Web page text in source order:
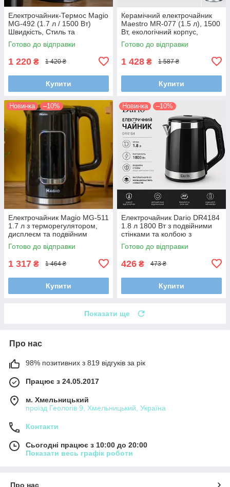
Електрочайник-Термос Magio
MG-492 (1.7 л / 1500 Вт)
Швидкість, Стиль та
Збереження Тепла!
Готово до відправки
1 220 ₴ 1 420 ₴
Купити
Керамічний електрочайник
Maestro MR-077 (1.5 л), 1500
Вт, екологічний корпус,
прихований нагрівальний
елемент
Готово до відправки
1 428 ₴ 1 587 ₴
Купити
Новинка –10%
Електрочайник Magio MG-511
1.7 л з терморегулятором,
дисплеєм та подвійним
корпусом (ефект термоса)
Готово до відправки
1 317 ₴ 1 464 ₴
Купити
Новинка –10%
Електрочайник Dario DR4184
1.8 л 1800 Вт з подвійними
стінками та колбою з
нержавіючої сталі
Готово до відправки
426 ₴ 473 ₴
Купити
Показати ще
Про нас
98% позитивних з 819 відгуків за рік
Працює з 24.05.2017
м. Хмельницький
проїзд Геологів 9, Хмельницький, Україна
Контакти
Сьогодні працює з 10:00 до 20:00
Показати весь графік роботи
Про нас